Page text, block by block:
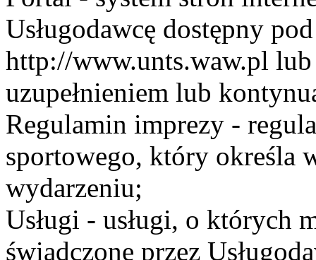
Usługodawcę dostępny
http://www.unts.waw.pl lub
uzupełnieniem lub
Regulamin imprezy -
sportowego, który określa
wydarzeniu;
Usługi - usługi, o których
świadczone przez